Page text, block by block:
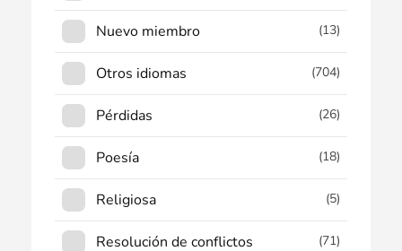
Nuevo miembro (13)
Otros idiomas (704)
Pérdidas (26)
Poesía (18)
Religiosa (5)
Resolución de conflictos (71)